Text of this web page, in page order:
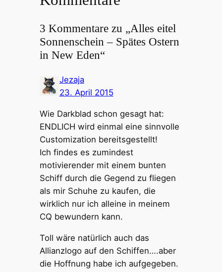
3 Kommentare zu „Alles eitel
Sonnenschein – Spätes Ostern
in New Eden“
Jezaja
23. April 2015
Wie Darkblad schon gesagt hat:
ENDLICH wird einmal eine sinnvolle
Customization bereitsgestellt!
Ich findes es zumindest
motivierender mit einem bunten
Schiff durch die Gegend zu fliegen
als mir Schuhe zu kaufen, die
wirklich nur ich alleine in meinem
CQ bewundern kann.
Toll wäre natürlich auch das
Allianzlogo auf den Schiffen….aber
die Hoffnung habe ich aufgegeben.